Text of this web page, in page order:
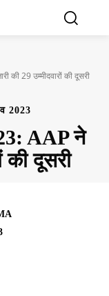
की 29 उम्मीदवारों की दूसरी
2023
AAP ने
की दूसरी